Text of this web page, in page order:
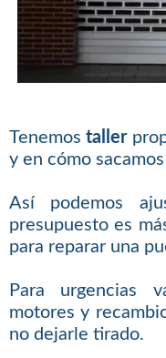
Tenemostaller
y en cómo
Así podemos
presupuesto es
para reparar una
Para urgencias
motores y
no dejarle tirado.